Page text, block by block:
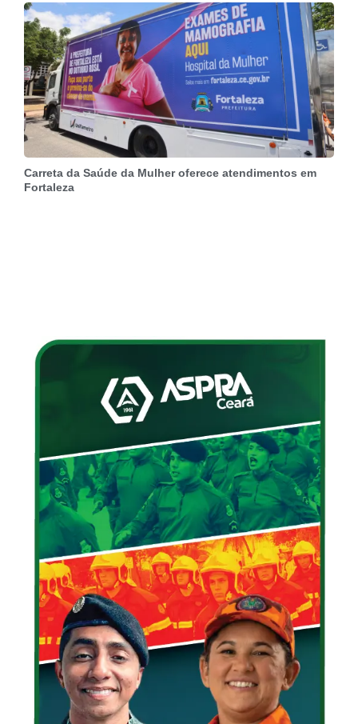
Carreta da Saúde da Mulher oferece atendimentos em
Fortaleza